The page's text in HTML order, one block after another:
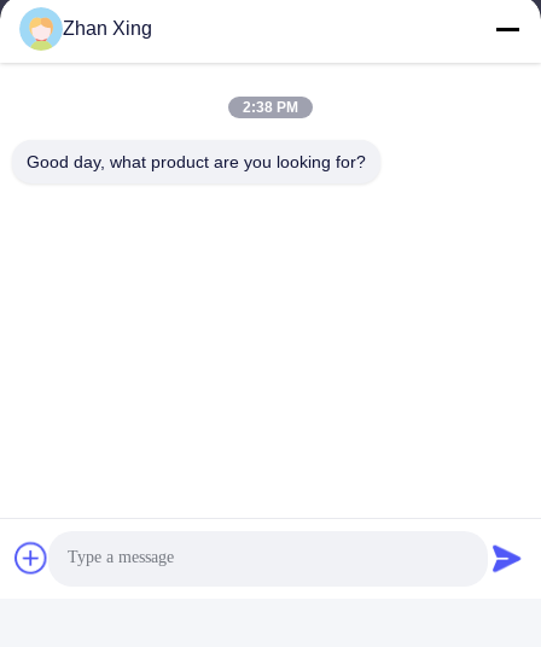
8:00-20:00
Ons adres
de bijlage bij Verordening (EG) nr. 1225/2009 vermelde
Zhan Xing
2:38 PM
Good day, what product are you looking for?